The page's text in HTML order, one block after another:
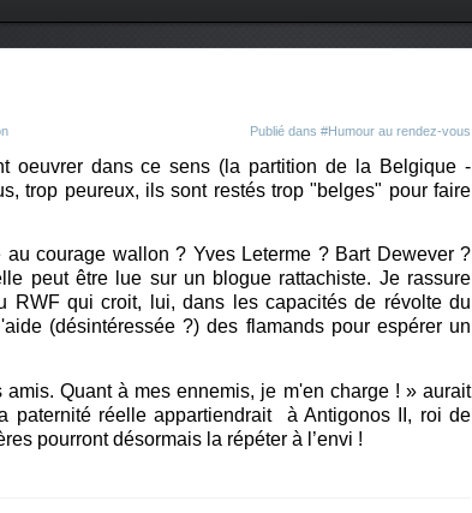
Publié dans #Humour au rendez-vous
oeuvrer dans ce sens (la partition de la Belgique -
trop peureux, ils sont restés trop "belges" pour faire
courage wallon ? Yves Leterme ? Bart Dewever ?
peut être lue sur un blogue rattachiste. Je rassure
RWF qui croit, lui, dans les capacités de révolte du
(désintéressée ?) des flamands pour espérer un
Quant à mes ennemis, je m'en charge ! » aurait
paternité réelle appartiendrait
à Antigonos II, roi de
pourront désormais la répéter à l’envi !